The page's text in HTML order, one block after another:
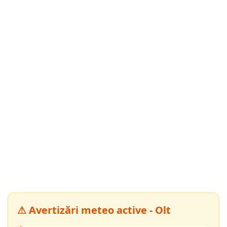
⚠ Avertizări meteo active - Olt